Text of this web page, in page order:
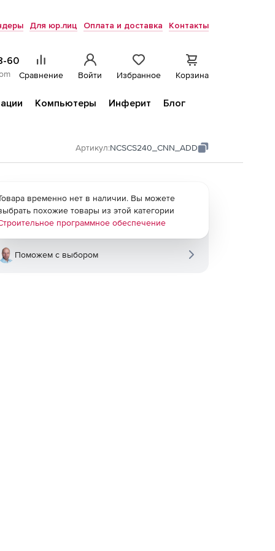
Для юр.лиц Оплата и доставка Контакты
60
Сравнение Войти Избранное Корзина
Компьютеры Инферит Блог
Артикул:NCSCS240_CNN_ADD
временно нет в наличии. Вы можете
похожие товары из этой категории
программное обеспечение
Поможем с выбором